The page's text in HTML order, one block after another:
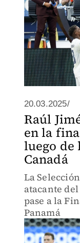
20.03.2025/
Raúl
en la
luego de
Canadá
La
atacante
pase a la
Panamá